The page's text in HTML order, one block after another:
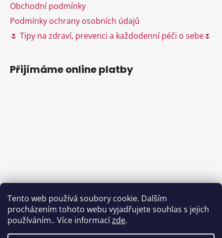
Tento web používá soubory cookie. Dalším
procházením tohoto webu vyjadřujete souhlas s jejich
používáním.. Více informacízde.
Obchodní podmínky
Podmínky ochrany osobních údajů
🌷 Tipy na zdraví, prevenci a každodenní péči o sebe🌷
Přijímáme online platby